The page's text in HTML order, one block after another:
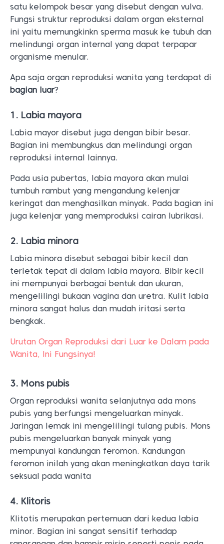
satu kelompok besar yang disebut dengan vulva.
Fungsi struktur reproduksi dalam organ eksternal
ini yaitu memungkinkn sperma masuk ke tubuh dan
melindungi organ internal yang dapat terpapar
organisme menular.
Apa saja organ reproduksi wanita yang terdapat di
bagian luar?
1. Labia mayora
Labia mayor disebut juga dengan bibir besar.
Bagian ini membungkus dan melindungi organ
reproduksi internal lainnya.
Pada usia pubertas, labia mayora akan mulai
tumbuh rambut yang mengandung kelenjar
keringat dan menghasilkan minyak. Pada bagian ini
juga kelenjar yang memproduksi cairan lubrikasi.
2. Labia minora
Labia minora disebut sebagai bibir kecil dan
terletak tepat di dalam labia mayora. Bibir kecil
ini mempunyai berbagai bentuk dan ukuran,
mengelilingi bukaan vagina dan uretra. Kulit labia
minora sangat halus dan mudah iritasi serta
bengkak.
Urutan Organ Reproduksi dari Luar ke Dalam pada
Wanita, Ini Fungsinya!
3. Mons pubis
Organ reproduksi wanita selanjutnya ada mons
pubis yang berfungsi mengeluarkan minyak.
Jaringan lemak ini mengelilingi tulang pubis. Mons
pubis mengeluarkan banyak minyak yang
mempunyai kandungan feromon. Kandungan
feromon inilah yang akan meningkatkan daya tarik
seksual pada wanita
4. Klitoris
Klitotis merupakan pertemuan dari kedua labia
minor. Bagian ini sangat sensitif terhadap